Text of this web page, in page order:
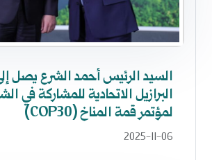
السيد الرئيس أحمد الشرع يصل
البرازيل الاتحادية للمشاركة في
لمؤتمر قمة المناخ (COP30)
2025-11-06